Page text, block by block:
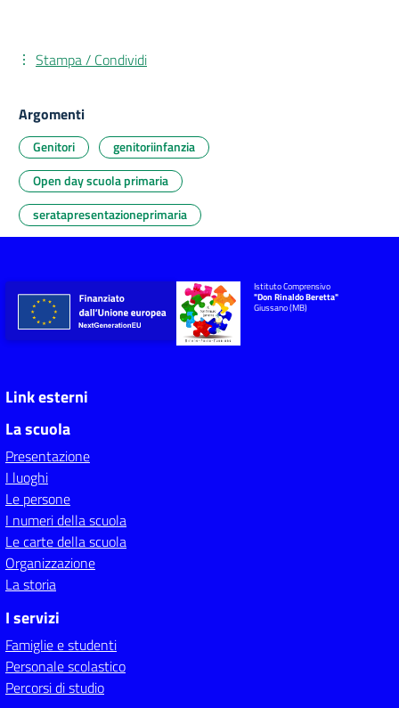
Stampa / Condividi
Argomenti
Genitori
genitoriinfanzia
Open day scuola primaria
seratapresentazioneprimaria
Istituto Comprensivo
"Don Rinaldo Beretta"
Giussano (MB)
Link esterni
La scuola
Presentazione
I luoghi
Le persone
I numeri della scuola
Le carte della scuola
Organizzazione
La storia
I servizi
Famiglie e studenti
Personale scolastico
Percorsi di studio